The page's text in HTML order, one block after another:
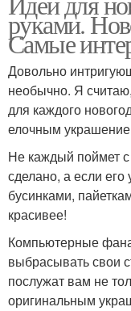
руками.
Самые
Довольно
необычно. Я
для каждого
елочным
Не каждый поймет с
сделано, а если
бусинками,
красивее!
Компьютерные
выбрасывать свои
послужат вам не
оригинальным